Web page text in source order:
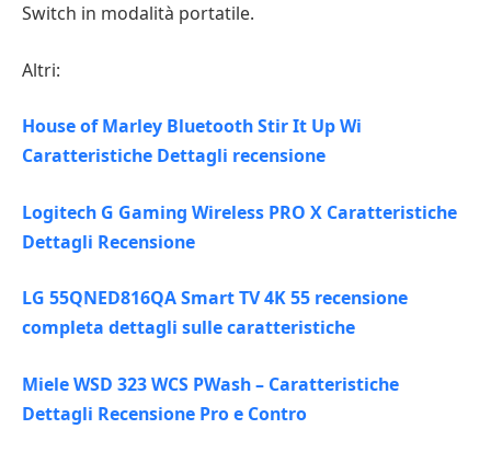
Switch in modalità portatile.
Altri:
House of Marley Bluetooth Stir It Up Wi
Caratteristiche Dettagli recensione
Logitech G Gaming Wireless PRO X Caratteristiche
Dettagli Recensione
LG 55QNED816QA Smart TV 4K 55 recensione
completa dettagli sulle caratteristiche
Miele WSD 323 WCS PWash – Caratteristiche
Dettagli Recensione Pro e Contro